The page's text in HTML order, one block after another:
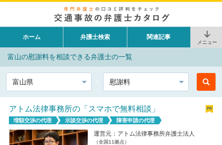
ホーム 弁護士検索 関連記事
メニュー
富山の慰謝料を相談できる弁護士の一覧
都道府県 相談内容
アトム法律事務所の「スマホで無料相談」
増額交渉の代理 示談交渉の代理 障害申請の代理
運営元：アトム法律事務所弁護士法人
（全国11拠点）